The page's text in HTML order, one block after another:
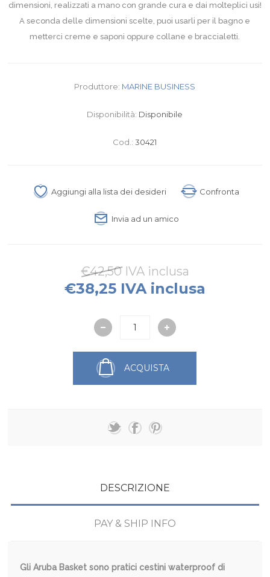
dimensioni, realizzati a mano con grande cura e dai molteplici usi!
A seconda delle dimensioni scelte, puoi usarli per il bagno e
metterci creme e saponi oppure collane e braccialetti.
Produttore: MARINE BUSINESS
Disponibilità: Disponibile
Cod.: 30421
Aggiungi alla lista dei desideri Confronta
Invia ad un amico
€42,50 IVA inclusa
€38,25 IVA inclusa
ACQUISTA
DESCRIZIONE
PAY & SHIP INFO
Gli Aruba Basket sono pratici cestini waterproof di